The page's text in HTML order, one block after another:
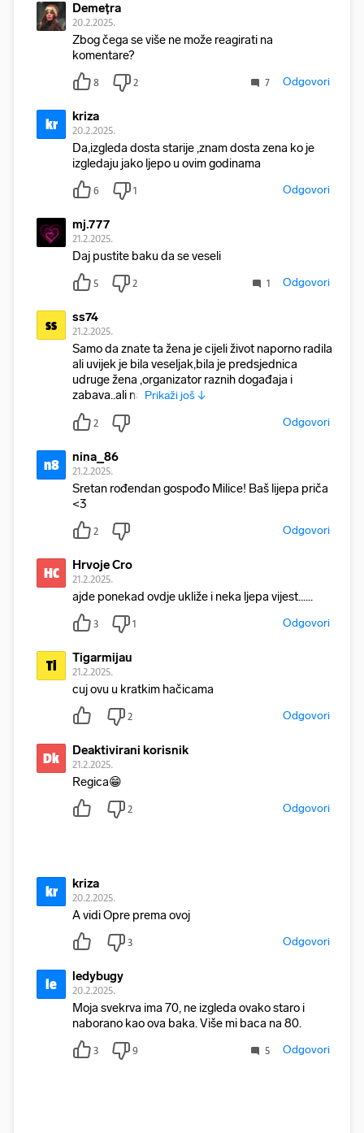
Demețra
20.2.2025.
Zbog čega se više ne može reagirati na
komentare?
8 2 7 Odgovori
kr kriza
20.2.2025.
Da,izgleda dosta starije ,znam dosta zena ko je
izgledaju jako ljepo u ovim godinama
6 1 Odgovori
mj.777
21.2.2025.
Daj pustite baku da se veseli
5 2 1 Odgovori
ss ss74
21.2.2025.
Samo da znate ta žena je cijeli život naporno radila
ali uvijek je bila veseljak,bila je predsjednica
udruge žena ,organizator raznih događaja i
zabava..ali na Prikaži još ↓
2 Odgovori
n8 nina_86
21.2.2025.
Sretan rođendan gospođo Milice! Baš lijepa priča
<3
2 Odgovori
HC Hrvoje Cro
21.2.2025.
ajde ponekad ovdje ukliže i neka ljepa vijest......
3 1 Odgovori
Ti Tigarmijau
21.2.2025.
cuj ovu u kratkim hačicama
2 Odgovori
Dk Deaktivirani korisnik
21.2.2025.
Regica😁
2 Odgovori
kr kriza
20.2.2025.
A vidi Opre prema ovoj
3 Odgovori
le ledybugy
20.2.2025.
Moja svekrva ima 70, ne izgleda ovako staro i
naborano kao ova baka. Više mi baca na 80.
3 9 5 Odgovori